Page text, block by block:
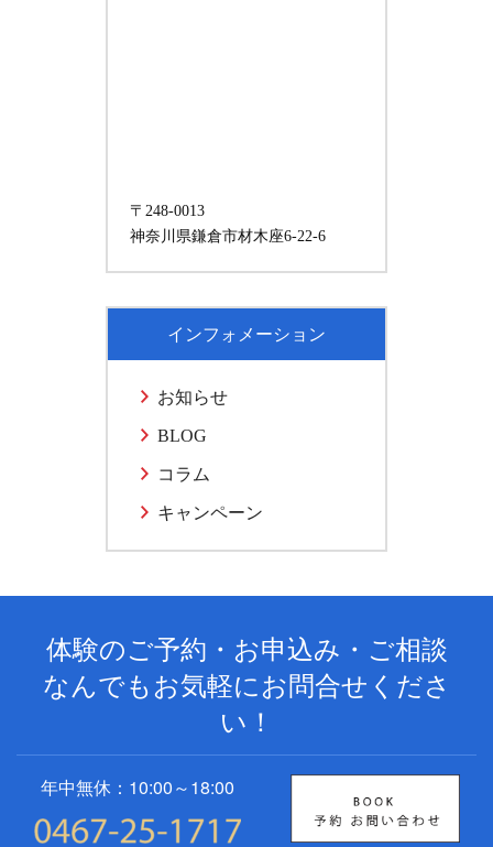
〒248-0013
神奈川県鎌倉市材木座6-22-6
インフォメーション
お知らせ
BLOG
コラム
キャンペーン
体験のご予約・お申込み・ご相談
なんでもお気軽にお問合せくださ
い！
年中無休：10:00～18:00